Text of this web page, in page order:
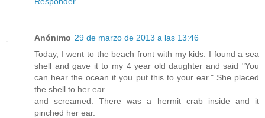
Anónimo 29 de marzo de 2013 a las 13:46
Today, I went to the beach front with my kids. I found a sea
shell and gave it to my 4 year old daughter and said "You
can hear the ocean if you put this to your ear." She placed
the shell to her ear
and screamed. There was a hermit crab inside and it
pinched her ear.